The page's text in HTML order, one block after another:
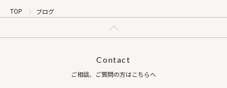
TOP ブログ
Contact
ご相談、ご質問の方はこちらへ